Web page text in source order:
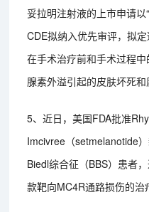
妥拉明注射液的上市申请
CDE拟纳入优先审评，拟
在手术治疗前和手术过程
腺素外溢引起的皮肤坏死和
5、近日，美国FDA批准
Imcivree（setmelanotide
Biedl综合征（BBS）患者
款靶向MC4R通路损伤的治